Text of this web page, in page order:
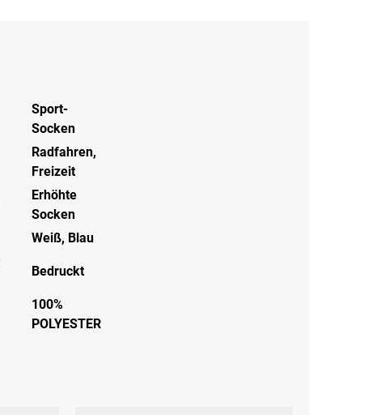
Sport-
Socken
Radfahren,
Freizeit
Erhöhte
Socken
Weiß, Blau
Bedruckt
100%
POLYESTER